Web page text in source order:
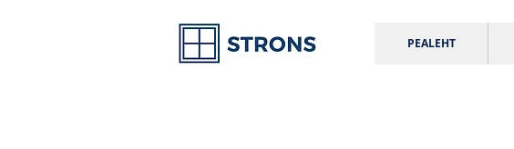
PEALEHT